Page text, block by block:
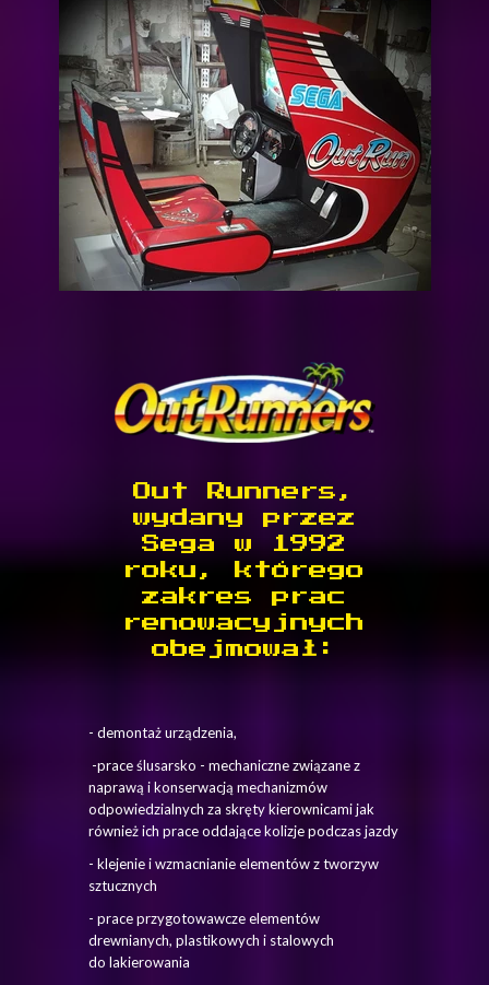
Out Runners,
wydany przez
Sega w 1992
roku, którego
zakres prac
renowacyjnych
obejmował:
- demontaż urządzenia,
-prace ślusarsko - mechaniczne związane z
naprawą i konserwacją mechanizmów
odpowiedzialnych za skręty kierownicami jak
również ich prace oddające kolizje podczas jazdy
- klejenie i wzmacnianie elementów z tworzyw
sztucznych
- prace przygotowawcze elementów
drewnianych, plastikowych i stalowych
do lakierowania